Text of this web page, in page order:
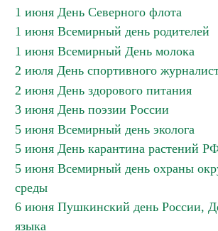
1 июня День Северного флота
1 июня Всемирный день родителей
1 июня Всемирный День молока
2 июля День спортивного
2 июня День здорового питания
3 июня День поэзии России
5 июня Всемирный день эколога
5 июня День карантина растений
5 июня Всемирный день охраны
среды
6 июня Пушкинский день России,
языка